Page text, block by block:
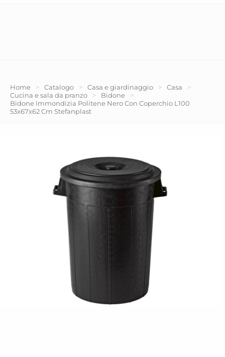
Home > Catalogo > Casa e giardinaggio > Casa
>
Cucina e sala da pranzo
> Bidone
>
Bidone Immondizia Politene Nero Con Coperchio L100
53x67x62 Cm Stefanplast